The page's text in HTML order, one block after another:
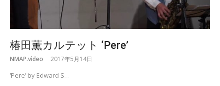
椿田薫カルテット ‘Pere’
NMAP.video 2017年5月14日
‘Pere’ by Edward S…